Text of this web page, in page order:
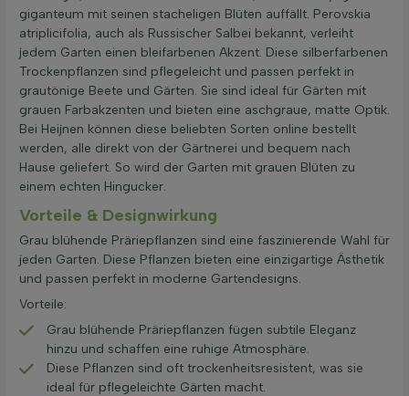
giganteum mit seinen stacheligen Blüten auffällt. Perovskia
atriplicifolia, auch als Russischer Salbei bekannt, verleiht
jedem Garten einen bleifarbenen Akzent. Diese silberfarbenen
Trockenpflanzen sind pflegeleicht und passen perfekt in
grautönige Beete und Gärten. Sie sind ideal für Gärten mit
grauen Farbakzenten und bieten eine aschgraue, matte Optik.
Bei Heijnen können diese beliebten Sorten online bestellt
werden, alle direkt von der Gärtnerei und bequem nach
Hause geliefert. So wird der Garten mit grauen Blüten zu
einem echten Hingucker.
Vorteile & Designwirkung
Grau blühende Präriepflanzen sind eine faszinierende Wahl für
jeden Garten. Diese Pflanzen bieten eine einzigartige Ästhetik
und passen perfekt in moderne Gartendesigns.
Vorteile:
Grau blühende Präriepflanzen fügen subtile Eleganz
hinzu und schaffen eine ruhige Atmosphäre.
Diese Pflanzen sind oft trockenheitsresistent, was sie
ideal für pflegeleichte Gärten macht.